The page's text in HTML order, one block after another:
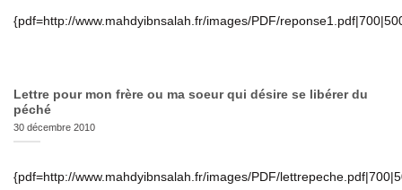
{pdf=http://www.mahdyibnsalah.fr/images/PDF/
Lettre pour mon frère ou ma soeur qui désire se libérer du
péché
30 décembre 2010
{pdf=http://www.mahdyibnsalah.fr/images/PDF/